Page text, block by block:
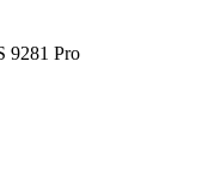
9281 Pro